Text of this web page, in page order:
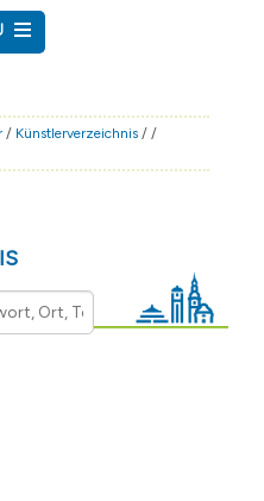
& POLITIK
/ Künstlerverzeichnis / /